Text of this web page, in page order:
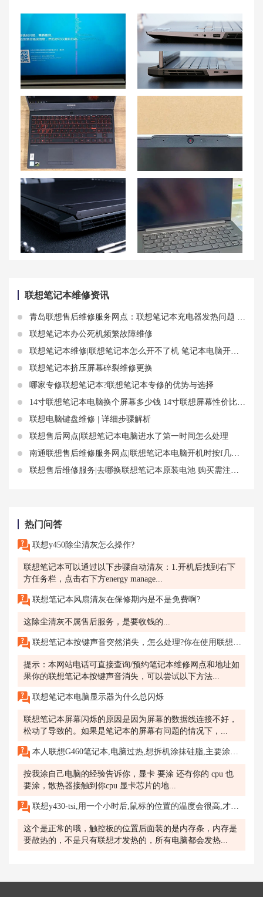
解决联想小新 Air笔记本经常出现蓝屏的方法 联想拯救者 Y9000K笔记本发热过高的解决方案
掌握技巧，解决联想拯救者Y7000P笔记本音量失灵的难题！ 联想小新 Air笔记本摄像头不工作，怎样解决？
联想笔记本维修资讯
青岛联想售后维修服务网点：联想笔记本充电器发热问题 联想笔记本电脑发热正常吗
联想笔记本办公死机频繁故障维修
联想笔记本维修|联想笔记本怎么开不了机 笔记本电脑开不了机怎么解决办法
联想笔记本挤压屏幕碎裂维修更换
哪家专修联想笔记本?联想笔记本专修的优势与选择
14寸联想笔记本电脑换个屏幕多少钱 14寸联想屏幕性价比选择
联想电脑键盘维修 | 详细步骤解析
联想售后网点|联想笔记本电脑进水了第一时间怎么处理
南通联想售后维修服务网点|联想笔记本电脑开机时按f几重装系统 开机是哪个按键
联想售后维修服务|去哪换联想笔记本原装电池 购买需注意哪几点
热门问答
联想y450除尘清灰怎么操作?
联想笔记本可以通过以下步骤自动清灰：1.开机后找到右下
方任务栏，点击右下方energy manage...
联想笔记本风扇清灰在保修期内是不是免费啊?
这除尘清灰不属售后服务，是要收钱的...
联想笔记本按键声音突然消失，怎么处理?你在使用联想笔记本时，突然发现按键没有了原本的声音，变得无声。
提示：本网站电话可直接查询/预约笔记本维修网点和地址如
果你的联想笔记本按键声音消失，可以尝试以下方法...
联想笔记本电脑显示器为什么总闪烁
联想笔记本屏幕闪烁的原因是因为屏幕的数据线连接不好，
松动了导致的。如果是笔记本的屏幕有问题的情况下，...
本人联想G460笔记本,电脑过热,想拆机涂抹硅脂,主要涂抹在什么地方
按我涂自己电脑的经验告诉你，显卡 要涂 还有你的 cpu 也
要涂，散热器接触到你cpu 显卡芯片的地...
联想y430-tsi,用一个小时后,鼠标的位置的温度会很高,才买了不到两个月。怎么处理啊,有什么解决的办法啊
这个是正常的哦，触控板的位置后面装的是内存条，内存是
要散热的，不是只有联想才发热的，所有电脑都会发热...